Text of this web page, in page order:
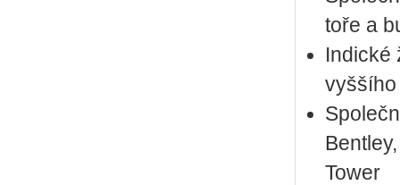
to­ře a
In­dic­ké
vyš­ší­ho
Tower